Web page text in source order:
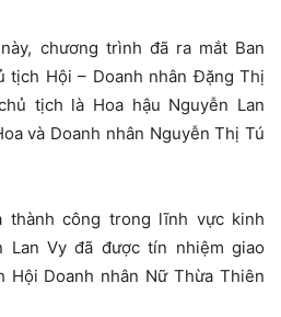
chương trình đã ra mắt Ban
tịch Hội – Doanh nhân Đặng Thị
tịch là Hoa hậu Nguyễn Lan
và Doanh nhân Nguyễn Thị Tú
công trong lĩnh vực kinh
Lan Vy đã được tín nhiệm giao
Doanh nhân Nữ Thừa Thiên